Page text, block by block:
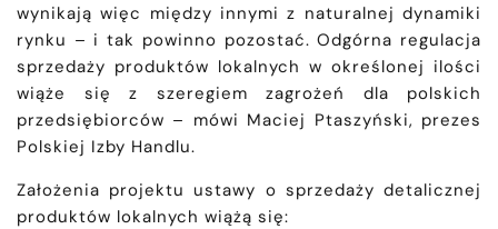
wynikają więc między innymi z naturalnej dynamiki
rynku – i tak powinno pozostać. Odgórna regulacja
sprzedaży produktów lokalnych w określonej ilości
wiąże się z szeregiem zagrożeń dla polskich
przedsiębiorców – mówi Maciej Ptaszyński, prezes
Polskiej Izby Handlu.
Założenia projektu ustawy o sprzedaży detalicznej
produktów lokalnych wiążą się: